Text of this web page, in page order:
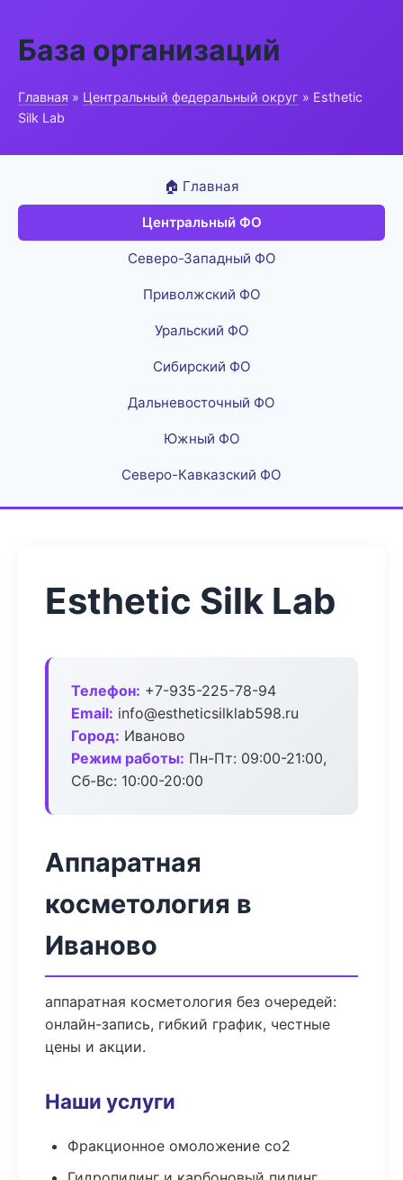
База организаций
Главная » Центральный федеральный округ » Esthetic
Silk Lab
🏠 Главная
Центральный ФО
Северо-Западный ФО
Приволжский ФО
Уральский ФО
Сибирский ФО
Дальневосточный ФО
Южный ФО
Северо-Кавказский ФО
Esthetic Silk Lab
Телефон: +7-935-225-78-94
Email: info@estheticsilklab598.ru
Город: Иваново
Режим работы: Пн-Пт: 09:00-21:00,
Сб-Вс: 10:00-20:00
Аппаратная
косметология в
Иваново
аппаратная косметология без очередей:
онлайн-запись, гибкий график, честные
цены и акции.
Наши услуги
Фракционное омоложение co2